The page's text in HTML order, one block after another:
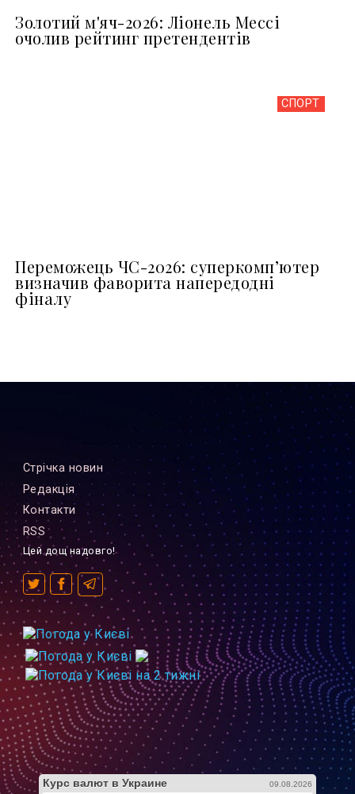
Золотий м'яч-2026: Ліонель Мессі
очолив рейтинг претендентів
СПОРТ
Переможець ЧС-2026: суперкомп’ютер
визначив фаворита напередодні
фіналу
Стрiчка новин
Редакцiя
Контакти
RSS
Цей дощ надовго!